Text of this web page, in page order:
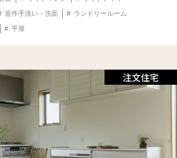
造作手洗い・洗面
ランドリールーム
平屋
注文住宅